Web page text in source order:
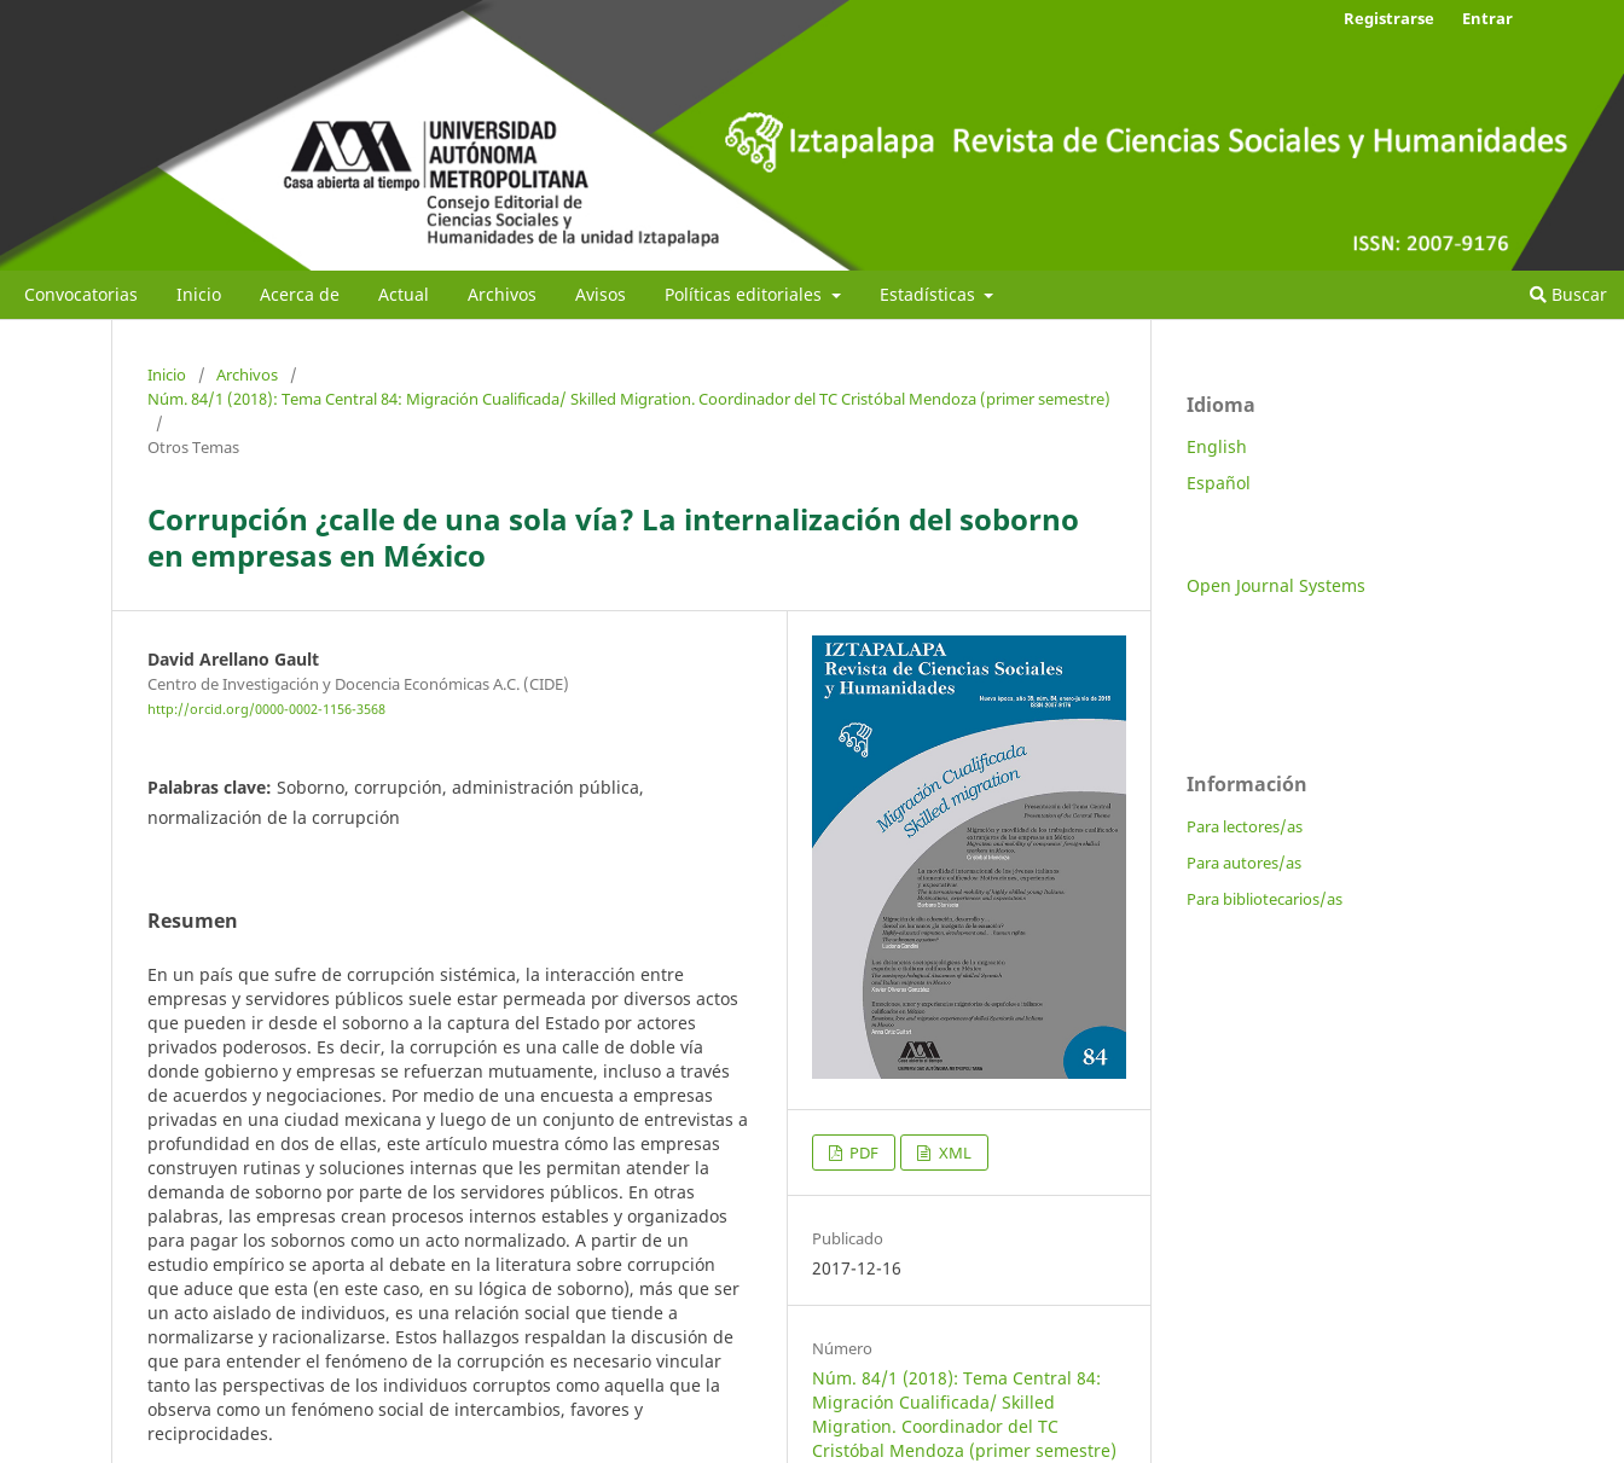
Convocatorias Inicio Acerca de Actual Archivos Avisos Políticas editoriales Estadísticas Buscar
Registrarse Entrar
Inicio / Archivos
/
Núm. 84/1 (2018): Tema Central 84: Migración Cualificada/ Skilled Migration. Coordinador del TC Cristóbal Mendoza (primer semestre)
/
Otros Temas
Corrupción ¿calle de una sola vía? La internalización del soborno
en empresas en México
David Arellano Gault
Centro de Investigación y Docencia Económicas A.C. (CIDE)
http://orcid.org/0000-0002-1156-3568
Palabras clave: Soborno, corrupción, administración pública,
normalización de la corrupción
Resumen
En un país que sufre de corrupción sistémica, la interacción entre
empresas y servidores públicos suele estar permeada por diversos actos
que pueden ir desde el soborno a la captura del Estado por actores
privados poderosos. Es decir, la corrupción es una calle de doble vía
donde gobierno y empresas se refuerzan mutuamente, incluso a través
de acuerdos y negociaciones. Por medio de una encuesta a empresas
privadas en una ciudad mexicana y luego de un conjunto de entrevistas a
profundidad en dos de ellas, este artículo muestra cómo las empresas
construyen rutinas y soluciones internas que les permitan atender la
demanda de soborno por parte de los servidores públicos. En otras
palabras, las empresas crean procesos internos estables y organizados
para pagar los sobornos como un acto normalizado. A partir de un
estudio empírico se aporta al debate en la literatura sobre corrupción
que aduce que esta (en este caso, en su lógica de soborno), más que ser
un acto aislado de individuos, es una relación social que tiende a
normalizarse y racionalizarse. Estos hallazgos respaldan la discusión de
que para entender el fenómeno de la corrupción es necesario vincular
tanto las perspectivas de los individuos corruptos como aquella que la
observa como un fenómeno social de intercambios, favores y
reciprocidades.
PDF XML
Publicado
2017-12-16
Número
Núm. 84/1 (2018): Tema Central 84:
Migración Cualificada/ Skilled
Migration. Coordinador del TC
Cristóbal Mendoza (primer semestre)
Idioma
English
Español
Open Journal Systems
Información
Para lectores/as
Para autores/as
Para bibliotecarios/as